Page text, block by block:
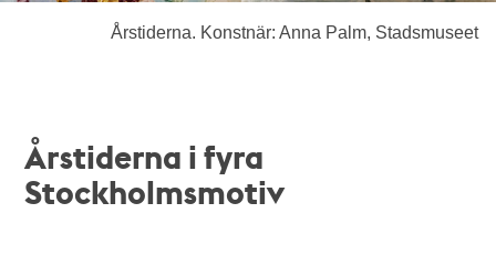
Årstiderna. Konstnär: Anna Palm, Stadsmuseet
Årstiderna i fyra
Stockholmsmotiv